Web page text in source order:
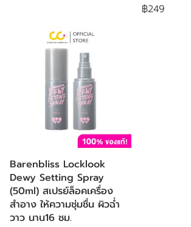
฿249
Barenbliss Locklook
Dewy Setting Spray
(50ml) สเปรย์ล็อคเครื่อง
สำอาง ให้ความชุ่มชื่น ผิวฉ่ำ
วาว นาน16 ชม.